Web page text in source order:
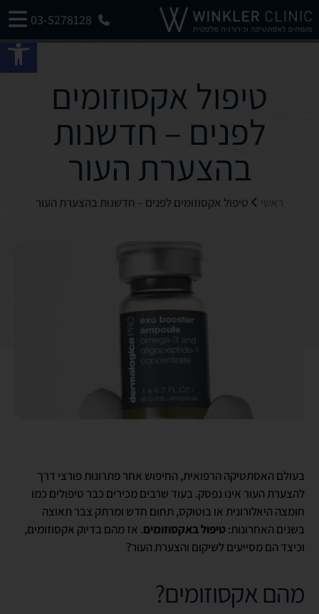
03-5278128
טיפול אקסוזומים
לפנים – חדשנות
בהצערת העור
ראשי טיפול אקסוזומים לפנים – חדשנות בהצערת העור
בעולם האסתטיקה הרפואית, החיפוש אחר פתרונות פורצי דרך
להצערת העור אינו נפסק. בעוד שרבים מכירים כבר טיפולים כמו
חומצה היאלורונית או בוטוקס, תחום חדש ומרתק צבר תאוצה
בשנים האחרונות:טיפול באקסוזומים. אז מהם בדיוק אקסוזומים,
וכיצד הם מסייעים לשיקום והצערת העור?
מהם אקסוזומים?